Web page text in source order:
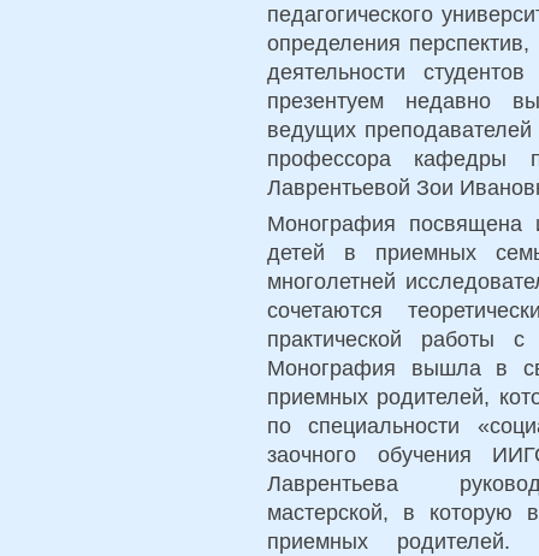
педагогического
определения перспектив,
деятельности
презентуем недавно
ведущих преподавателей
профессора кафедры
Лаврентьевой Зои
Монография посвящена
детей в приемных
многолетней
сочетаются
практической работы
Монография вышла в
приемных родителей,
по специальности
заочного обучения
Лаврентьева
мастерской, в которую
приемных